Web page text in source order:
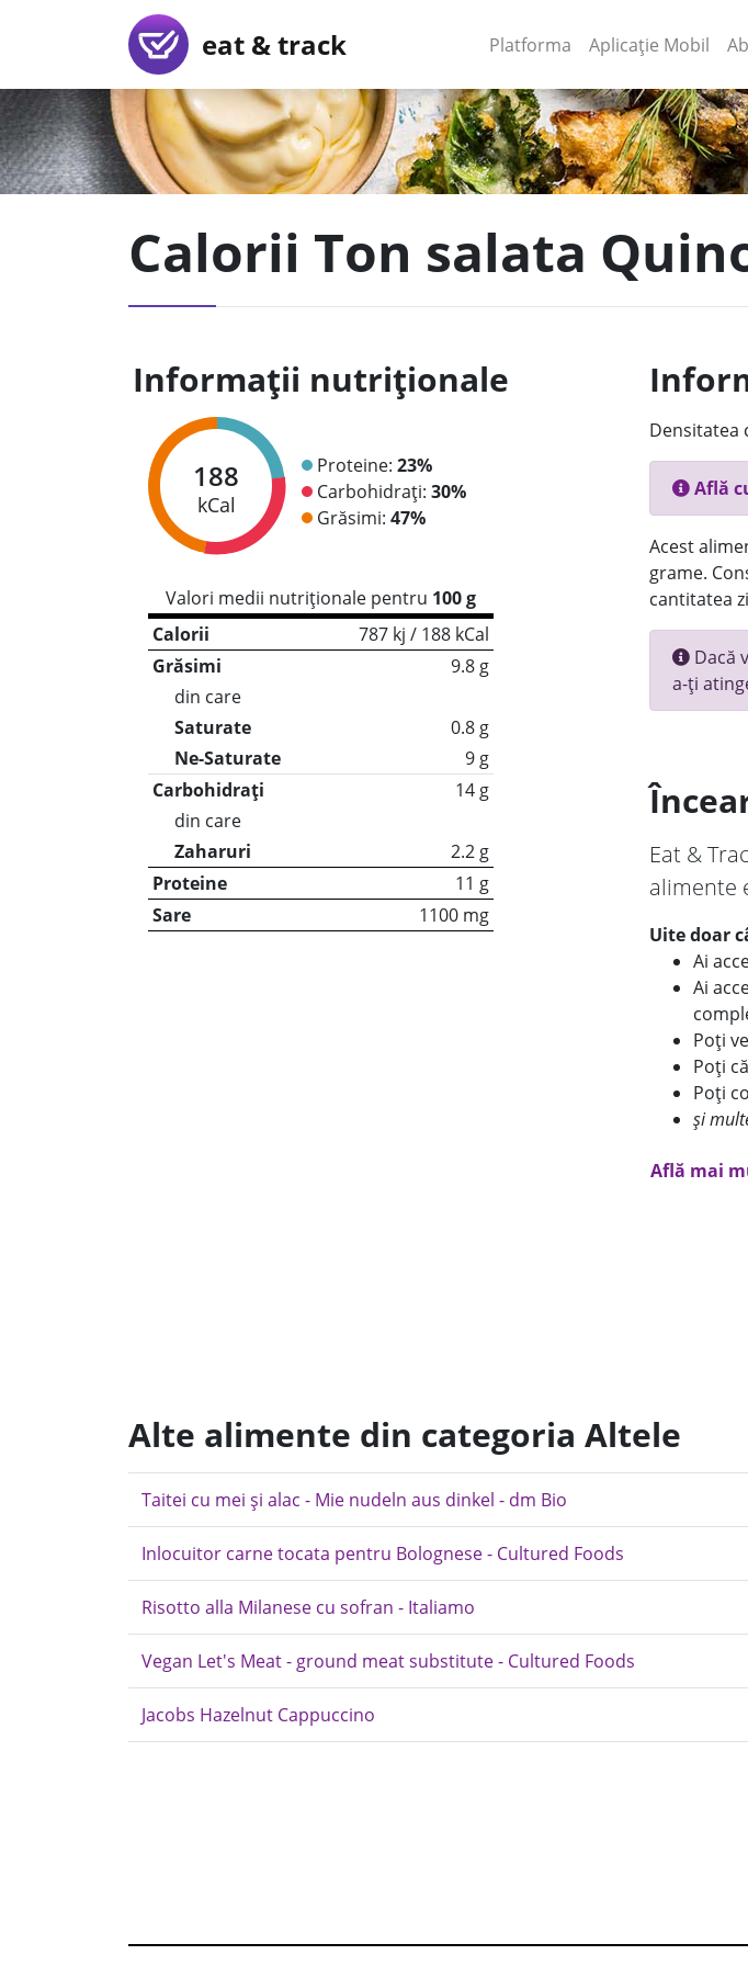
eat & track Platforma (current)
Aplicație Mobil
Calorii Ton salata
Informații nutriționale
188
kCal
Proteine: 23%
Carbohidrați: 30%
Grăsimi: 47%
Valori medii nutriționale pentru 100 g
Calorii
787 kj / 188 kCal
Grăsimi
9.8 g
din care
Saturate
0.8 g
Ne-Saturate
9 g
Carbohidrați
14 g
din care
Zaharuri
2.2 g
Proteine
11 g
Sare
1100 mg
Densitatea
Află
Acest
grame.
cantitatea
Dacă
a-ți
Eat &
alimente
Uite doar
Ai
Ai
Poți
Poți
Poți
și
Află mai
Alte alimente din categoria Altele
Taitei cu mei și alac - Mie nudeln aus dinkel - dm Bio
Inlocuitor carne tocata pentru Bolognese - Cultured Foods
Risotto alla Milanese cu sofran - Italiamo
Vegan Let's Meat - ground meat substitute - Cultured Foods
Jacobs Hazelnut Cappuccino